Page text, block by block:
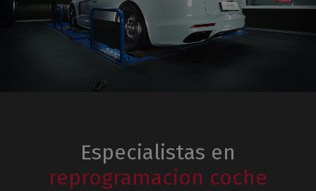
Especialistas en
reprogramacion coche